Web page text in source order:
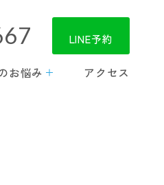
LINE予約
お悩み アクセス